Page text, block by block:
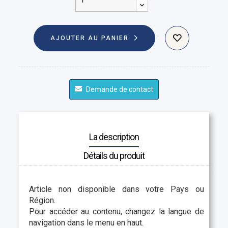
AJOUTER AU PANIER
Demande de contact
La description
Détails du produit
Article non disponible dans votre Pays ou
Région.
Pour accéder au contenu, changez la langue de
navigation dans le menu en haut.